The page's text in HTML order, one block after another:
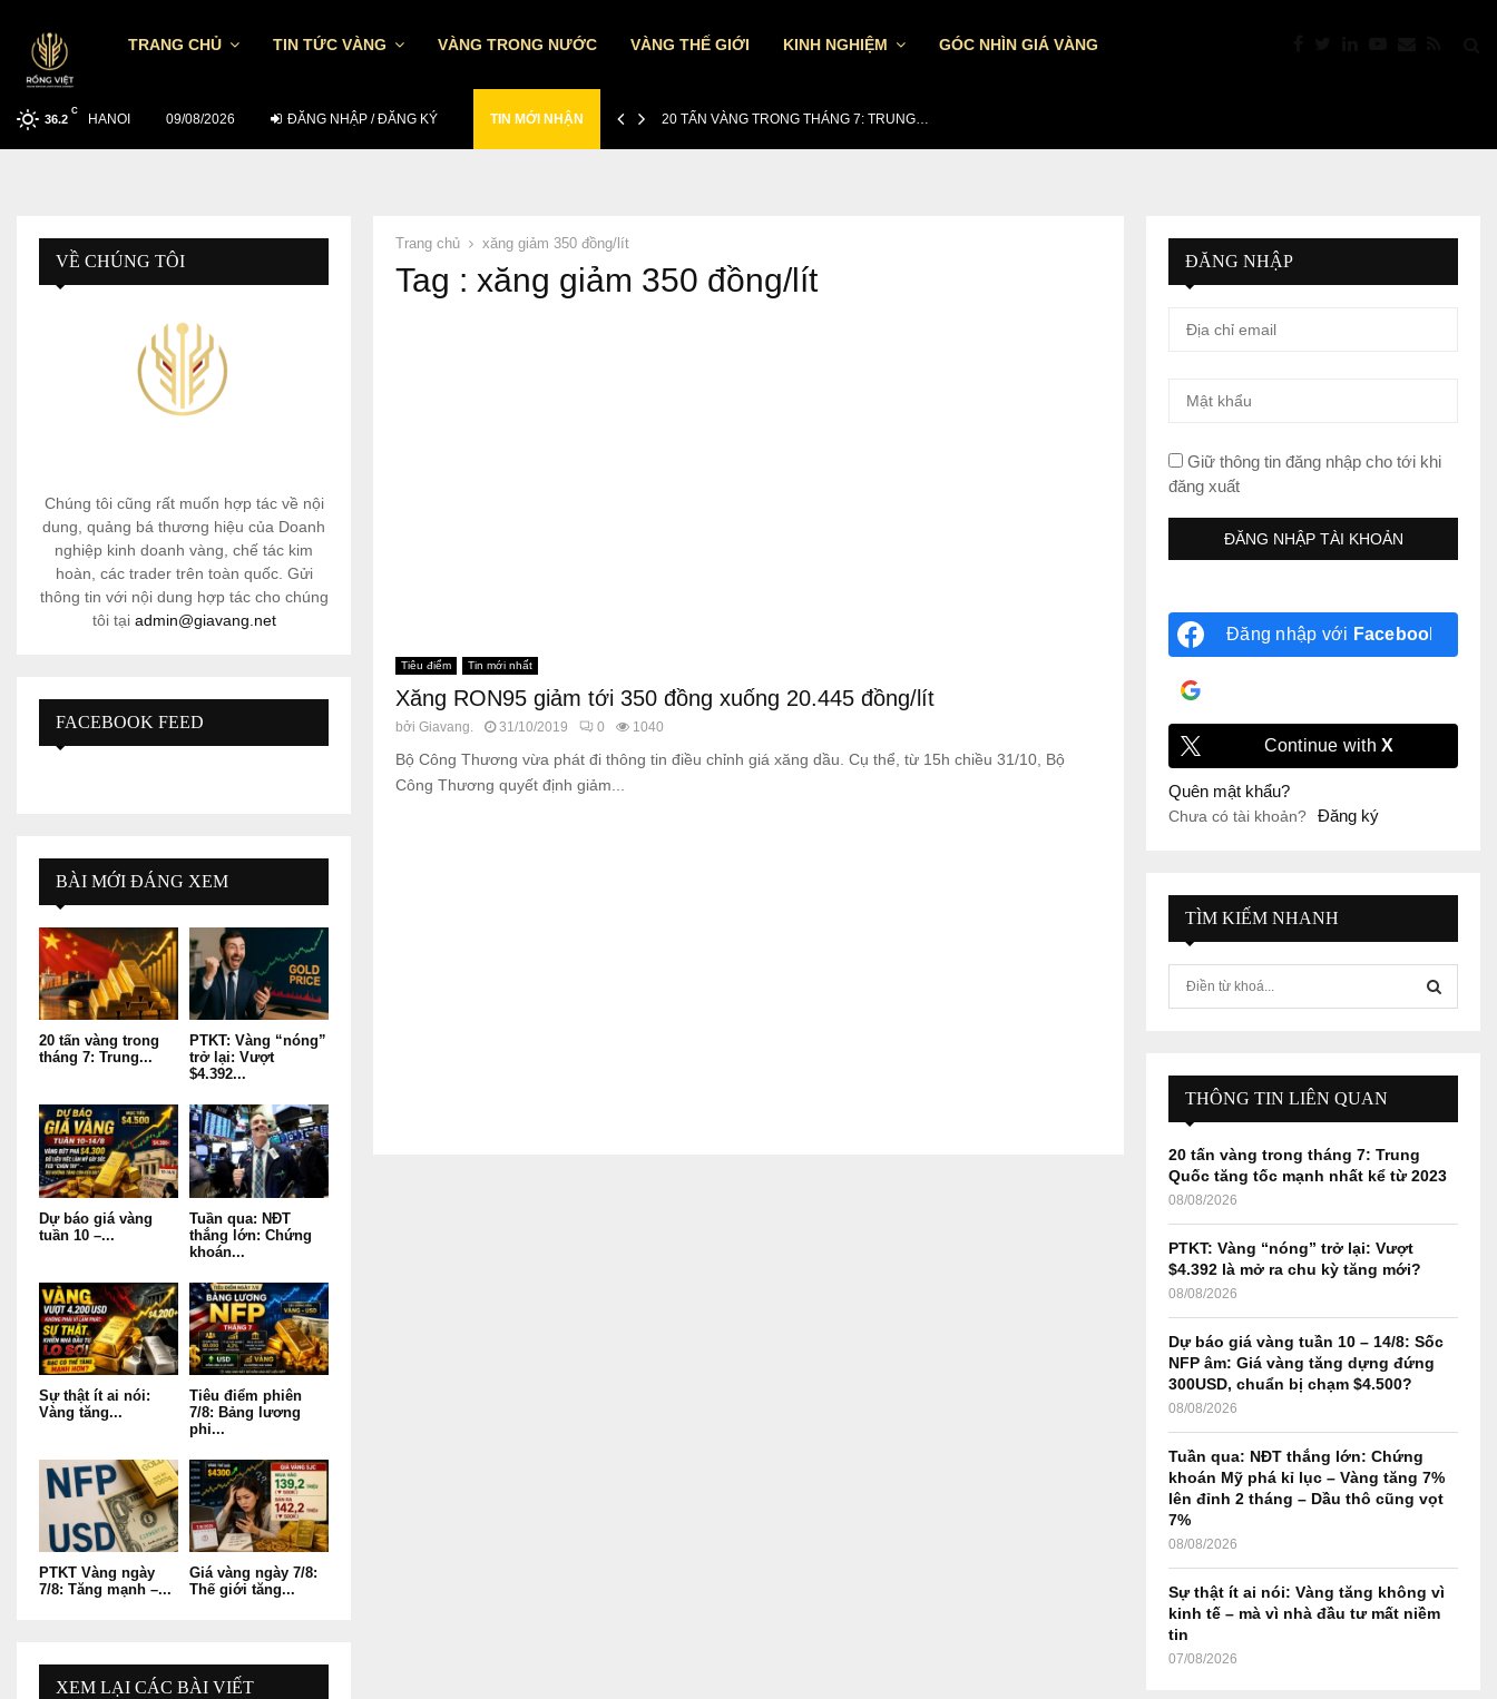
TRANG CHỦ TIN TỨC VÀNG VÀNG TRONG NƯỚC VÀNG THẾ GIỚI KINH NGHIỆM GÓC NHÌN GIÁ VÀNG
36.2
C
HANOI 09/08/2026 ĐĂNG NHẬP / ĐĂNG KÝ TIN MỚI NHẬN
TỶ GIÁ USD/VND NGÀY 7/8: TGTT TĂNG… 20 TẤN VÀNG TRONG THÁNG 7: TRUNG…
Trang chủ xăng giảm 350 đồng/lít
Tag : xăng giảm 350 đồng/lít
Tiêu điểm Tin mới nhất
Xăng RON95 giảm tới 350 đồng xuống 20.445 đồng/lít
bởi Giavang. 31/10/2019 0 1040
Bộ Công Thương vừa phát đi thông tin điều chỉnh giá xăng dầu. Cụ thể, từ 15h chiều 31/10, Bộ
Công Thương quyết định giảm...
VỀ CHÚNG TÔI
Chúng tôi cũng rất muốn hợp tác về nội
dung, quảng bá thương hiệu của Doanh
nghiệp kinh doanh vàng, chế tác kim
hoàn, các trader trên toàn quốc. Gửi
thông tin với nội dung hợp tác cho chúng
tôi tại admin@giavang.net
FACEBOOK FEED
BÀI MỚI ĐÁNG XEM
20 tấn vàng trong
tháng 7: Trung...
PTKT: Vàng “nóng”
trở lại: Vượt
$4.392...
Dự báo giá vàng
tuần 10 –...
Tuần qua: NĐT
thắng lớn: Chứng
khoán...
Sự thật ít ai nói:
Vàng tăng...
Tiêu điểm phiên
7/8: Bảng lương
phi...
PTKT Vàng ngày
7/8: Tăng mạnh –...
Giá vàng ngày 7/8:
Thế giới tăng...
XEM LẠI CÁC BÀI VIẾT
ĐĂNG NHẬP
Giữ thông tin đăng nhập cho tới khi
đăng xuất
Đăng nhập với Facebook
Continue withX
Quên mật khẩu?
Chưa có tài khoản? Đăng ký
TÌM KIẾM NHANH
r
:
E
A
THÔNG TIN LIÊN QUAN
20 tấn vàng trong tháng 7: Trung
Quốc tăng tốc mạnh nhất kể từ 2023
08/08/2026
PTKT: Vàng “nóng” trở lại: Vượt
$4.392 là mở ra chu kỳ tăng mới?
08/08/2026
Dự báo giá vàng tuần 10 – 14/8: Sốc
NFP âm: Giá vàng tăng dựng đứng
300USD, chuẩn bị chạm $4.500?
08/08/2026
Tuần qua: NĐT thắng lớn: Chứng
khoán Mỹ phá kỉ lục – Vàng tăng 7%
lên đỉnh 2 tháng – Dầu thô cũng vọt
7%
08/08/2026
Sự thật ít ai nói: Vàng tăng không vì
kinh tế – mà vì nhà đầu tư mất niềm
tin
07/08/2026